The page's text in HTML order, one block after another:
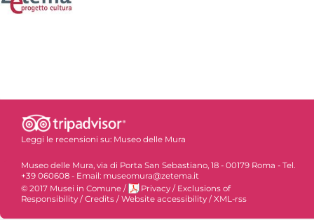
Leggi le recensioni su: Museo delle Mura
Museo delle Mura, via di Porta San Sebastiano, 18 - 00179 Roma - Tel.
+39 060608 - Email: museomura@zetema.it
© 2017 Musei in Comune / Privacy / Exclusions of
Responsibility / Credits / Website accessibility / XML-rss